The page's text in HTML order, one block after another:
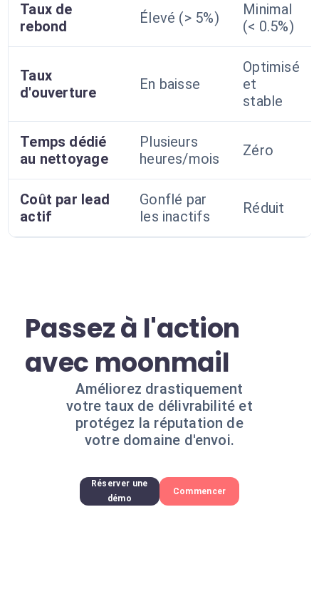
Taux de
rebond
Élevé (> 5%)
Minimal
(< 0.5%)
Taux
d'ouverture
En baisse
Optimisé
et
stable
Temps dédié
au nettoyage
Plusieurs
heures/mois
Zéro
Coût par lead
actif
Gonflé par
les inactifs
Réduit
Passez à l'action
avec moonmail
Améliorez drastiquement
votre taux de délivrabilité et
protégez la réputation de
votre domaine d'envoi.
Réserver une
démo
Commencer